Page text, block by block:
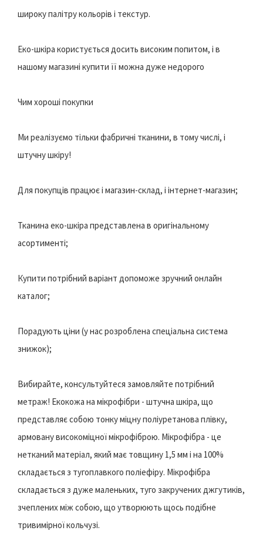
широку палітру кольорів і текстур.
Еко-шкіра користується досить високим попитом, і в
нашому магазині купити її можна дуже недорого
Чим хороші покупки
Ми реалізуємо тільки фабричні тканини, в тому числі, і
штучну шкіру!
Для покупців працює і магазин-склад, і інтернет-магазин;
Тканина еко-шкіра представлена в оригінальному
асортименті;
Купити потрібний варіант допоможе зручний онлайн
каталог;
Порадують ціни (у нас розроблена спеціальна система
знижок);
Вибирайте, консультуйтеся замовляйте потрібний
метраж! Екокожа на мікрофібри - штучна шкіра, що
представляє собою тонку міцну поліуретанова плівку,
армовану високоміцної мікрофіброю. Мікрофібра - це
нетканий матеріал, який має товщину 1,5 мм і на 100%
складається з тугоплавкого поліефіру. Мікрофібра
складається з дуже маленьких, туго закручених джгутиків,
зчеплених між собою, що утворюють щось подібне
тривимірної кольчузі.